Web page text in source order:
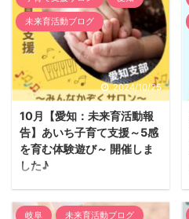
り美しい海岸環境を作り
出していく取り組みで
す。 詳しくはコチラ
2024年9月・10月の海ゴ
ミ袋回収実績報告 愛ビ
ーチ ...
講座 開催レポート 11
月21日、”キャラクトロ
ジー別★スマホ＆ゲーム
依存？どうしたらいい講
座”をみんなの森 ぎふ
メディアコスモスにて開
催しました！8人の方が
ご参加くださいました。
子育ての困り事の上位に
くるスマホやゲーム依存
の問題に親が子どもにど
う対応していくか？をス
未来育活動ブログ
2024/10/25
10月【愛知：未来育活動報
告】あいち子育て支援～5感
を育む体験遊び～ 開催しま
した♪
10月は、スタンプ遊び
を開催しました！ 10月
岐阜 未来育活動ブログ